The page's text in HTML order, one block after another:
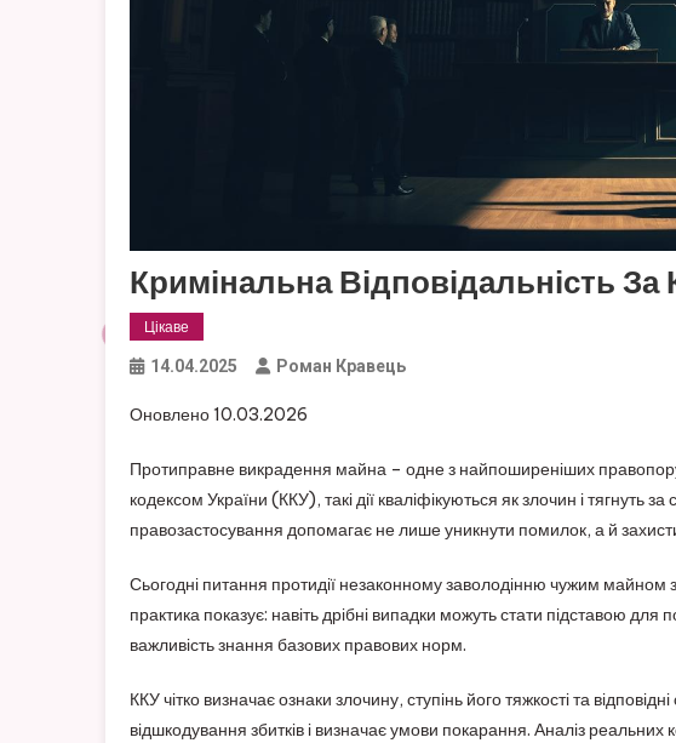
Кримінальна Відповідальність За
Цікаве
14.04.2025 Роман Кравець
Оновлено 10.03.2026
Протиправне викрадення майна – одне з найпоширеніших
кодексом України (ККУ), такі дії кваліфікуються як злочин і тягнуть
правозастосування допомагає не лише уникнути помилок, а й
Сьогодні питання протидії незаконному заволодінню чужим
практика показує: навіть дрібні випадки можуть стати підставою
важливість знання базових правових норм.
ККУ чітко визначає ознаки злочину, ступінь його тяжкості та
відшкодування збитків і визначає умови покарання. Аналіз реальних